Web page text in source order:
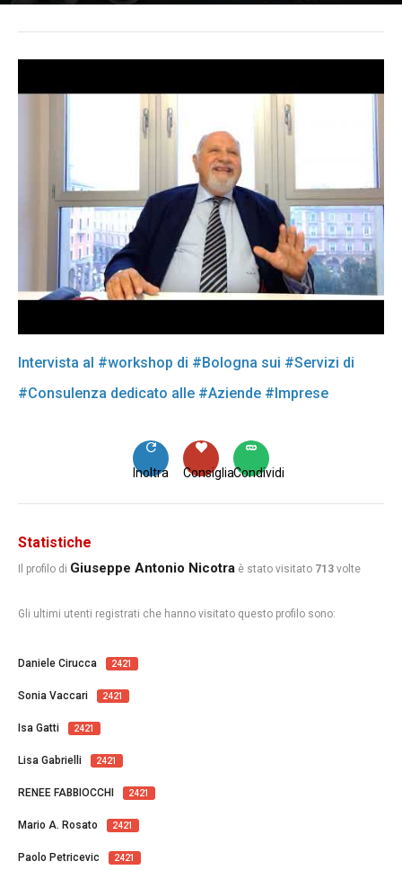
Intervista al #workshop di #Bologna sui #Servizi di
#Consulenza dedicato alle #Aziende #Imprese
Condividi
Consiglia
Inoltra
Statistiche
Il profilo di Giuseppe Antonio Nicotra è stato visitato 713 volte
Gli ultimi utenti registrati che hanno visitato questo profilo sono:
Daniele Cirucca 2421
Sonia Vaccari 2421
Isa Gatti 2421
Lisa Gabrielli 2421
RENEE FABBIOCCHI 2421
Mario A. Rosato 2421
Paolo Petricevic 2421